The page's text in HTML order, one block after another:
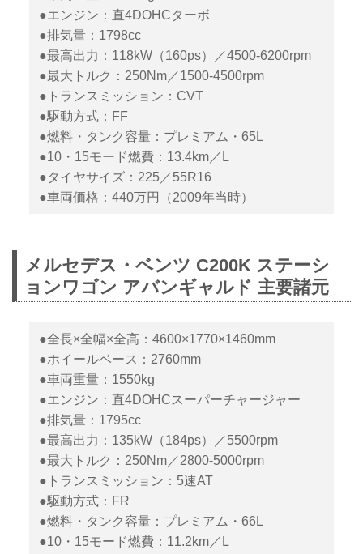
●エンジン：直4DOHCターボ
●排気量：1798cc
●最高出力：118kW（160ps）／4500-6200rpm
●最大トルク：250Nm／1500-4500rpm
●トランスミッション：CVT
●駆動方式：FF
●燃料・タンク容量：プレミアム・65L
●10・15モード燃費：13.4km／L
●タイヤサイズ：225／55R16
●車両価格：440万円（2009年当時）
メルセデス・ベンツ C200K ステーシ
ョンワゴン アバンギャルド 主要諸元
●全長×全幅×全高：4600×1770×1460mm
●ホイールベース：2760mm
●車両重量：1550kg
●エンジン：直4DOHCスーパーチャージャー
●排気量：1795cc
●最高出力：135kW（184ps）／5500rpm
●最大トルク：250Nm／2800-5000rpm
●トランスミッション：5速AT
●駆動方式：FR
●燃料・タンク容量：プレミアム・66L
●10・15モード燃費：11.2km／L